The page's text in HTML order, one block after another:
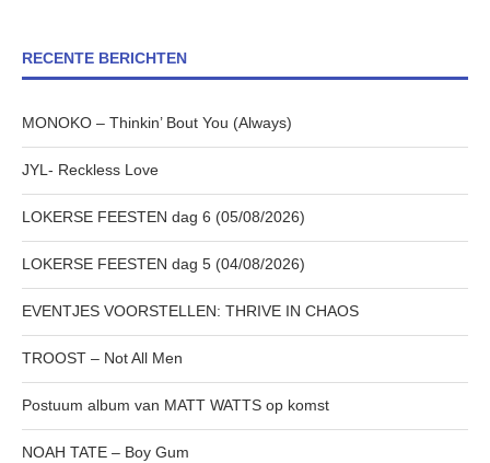
RECENTE BERICHTEN
MONOKO – Thinkin’ Bout You (Always)
JYL- Reckless Love
LOKERSE FEESTEN dag 6 (05/08/2026)
LOKERSE FEESTEN dag 5 (04/08/2026)
EVENTJES VOORSTELLEN: THRIVE IN CHAOS
TROOST – Not All Men
Postuum album van MATT WATTS op komst
NOAH TATE – Boy Gum